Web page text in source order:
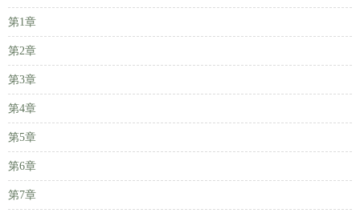
第1章
第2章
第3章
第4章
第5章
第6章
第7章